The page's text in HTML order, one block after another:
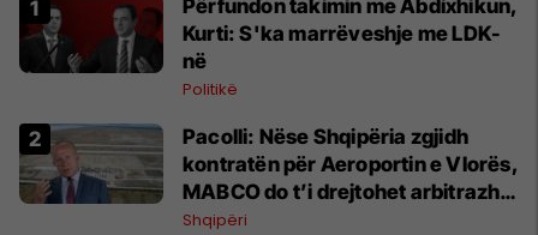
Përfundon takimin me Abdixhikun,
Kurti: S'ka marrëveshje me LDK-
në
Politikë
Pacolli: Nëse Shqipëria zgjidh
kontratën për Aeroportin e Vlorës,
MABCO do t’i drejtohet arbitrazhit
ndërkombëtar
Shqipëri